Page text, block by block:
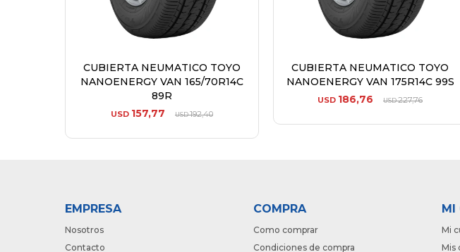
CUBIERTA NEUMATICO TOYO
NANOENERGY VAN 165/70R14C
89R
USD 157,77 USD192,40
CUBIERTA NEUMATICO TOYO
NANOENERGY VAN 175R14C 99S
USD 186,76 USD227,76
EMPRESA
Nosotros
Contacto
COMPRA
Como comprar
Condiciones de compra
MI
Mi
Mis